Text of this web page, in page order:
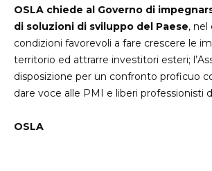
OSLA chiede al Governo di
di soluzioni di sviluppo del Paese, nel
condizioni favorevoli a fare crescere le
territorio ed attrarre investitori esteri;
disposizione per un confronto proficuo
dare voce alle PMI e liberi professionisti
OSLA